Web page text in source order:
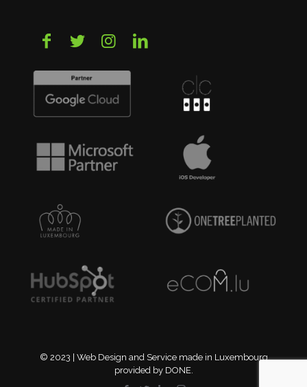
© 2023 | Web Design and Service made in Luxembourg
provided by DONE.